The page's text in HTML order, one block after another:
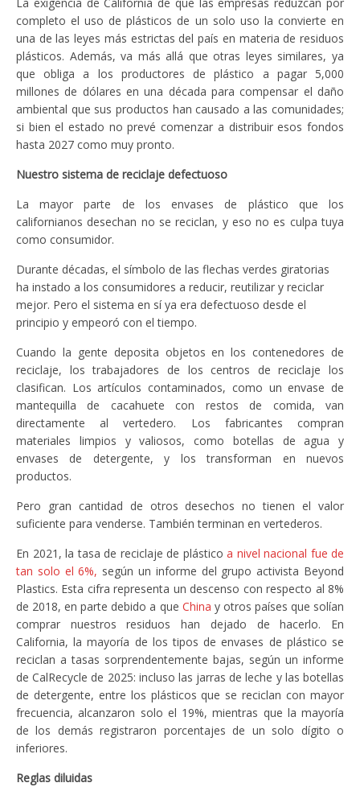
La exigencia de California de que las empresas reduzcan por
completo el uso de plásticos de un solo uso la convierte en
una de las leyes más estrictas del país en materia de residuos
plásticos. Además, va más allá que otras leyes similares, ya
que obliga a los productores de plástico a pagar 5,000
millones de dólares en una década para compensar el daño
ambiental que sus productos han causado a las comunidades;
si bien el estado no prevé comenzar a distribuir esos fondos
hasta 2027 como muy pronto.
Nuestro sistema de reciclaje defectuoso
La mayor parte de los envases de plástico que los
californianos desechan no se reciclan, y eso no es culpa tuya
como consumidor.
Durante décadas, el símbolo de las flechas verdes giratorias
ha instado a los consumidores a reducir, reutilizar y reciclar
mejor. Pero el sistema en sí ya era defectuoso desde el
principio y empeoró con el tiempo.
Cuando la gente deposita objetos en los contenedores de
reciclaje, los trabajadores de los centros de reciclaje los
clasifican. Los artículos contaminados, como un envase de
mantequilla de cacahuete con restos de comida, van
directamente al vertedero. Los fabricantes compran
materiales limpios y valiosos, como botellas de agua y
envases de detergente, y los transforman en nuevos
productos.
Pero gran cantidad de otros desechos no tienen el valor
suficiente para venderse. También terminan en vertederos.
En 2021, la tasa de reciclaje de plástico a nivel nacional fue de
tan solo el 6%, según un informe del grupo activista Beyond
Plastics. Esta cifra representa un descenso con respecto al 8%
de 2018, en parte debido a que China y otros países que solían
comprar nuestros residuos han dejado de hacerlo. En
California, la mayoría de los tipos de envases de plástico se
reciclan a tasas sorprendentemente bajas, según un informe
de CalRecycle de 2025: incluso las jarras de leche y las botellas
de detergente, entre los plásticos que se reciclan con mayor
frecuencia, alcanzaron solo el 19%, mientras que la mayoría
de los demás registraron porcentajes de un solo dígito o
inferiores.
Reglas diluidas